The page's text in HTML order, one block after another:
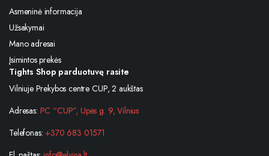
Asmeninė informacija
Užsakymai
Mano adresai
Įsimintos prekės
Tights Shop parduotuvę rasite
Vilniuje Prekybos centre CUP, 2 aukštas
Adresas: PC “CUP”, Upės g. 9, Vilnius
Telefonas: +370 683 01571